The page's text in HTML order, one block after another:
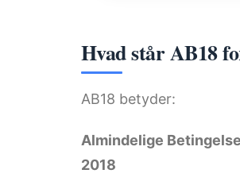
Hvad står AB18
AB18 betyder:
Almindelige
2018